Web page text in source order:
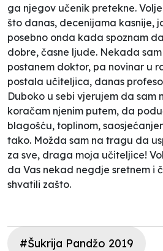
ga njegov učenik pretekne.
što danas, decenijama kasnije,
posebno onda kada spoznam
dobre, časne ljude. Nekada
postanem doktor, pa novinar u
postala učiteljica, danas
Duboko u sebi vjerujem da sam
koračam njenim putem, da
blagošću, toplinom,
tako. Možda sam na tragu da
za sve, draga moja učiteljice!
da Vas nekad negdje sretnem i
shvatili zašto.
#Šukrija Pandžo 2019